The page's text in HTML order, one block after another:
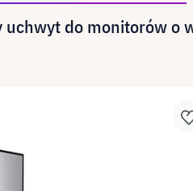
do monitorów o